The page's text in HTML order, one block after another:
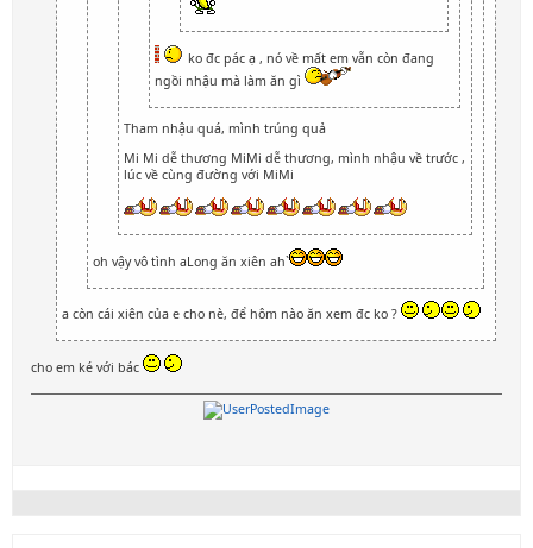
ko đc pác ạ , nó về mất em vẫn còn đang
ngồi nhậu mà làm ăn gì
Tham nhậu quá, mình trúng quả
Mi Mi dễ thương MiMi dễ thương, mình nhậu về trước ,
lúc về cùng đường với MiMi
oh vậy vô tình aLong ăn xiên ah`
a còn cái xiên của e cho nè, để hôm nào ăn xem đc ko ?
cho em ké với bác